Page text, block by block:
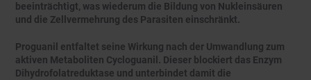
beeinträchtigt, was wiederum die Bildung von Nukleinsäuren
und die Zellvermehrung des Parasiten einschränkt.
Proguanil entfaltet seine Wirkung nach der Umwandlung zum
aktiven Metaboliten Cycloguanil. Dieser blockiert das Enzym
Dihydrofolatreduktase und unterbindet damit die